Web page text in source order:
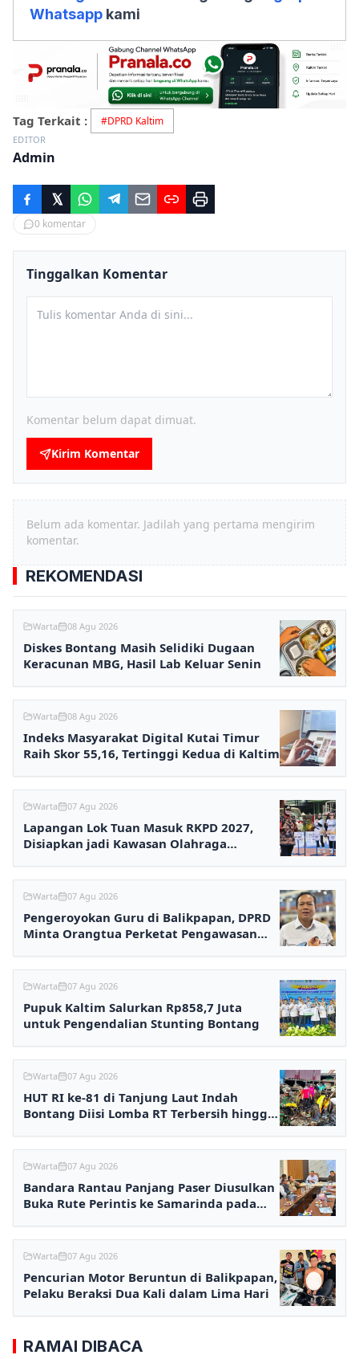
Whatsapp kami
Tag Terkait : #DPRD Kaltim
EDITOR
Admin
0 komentar
Tinggalkan Komentar
Komentar belum dapat dimuat.
Kirim Komentar
Belum ada komentar. Jadilah yang pertama mengirim
komentar.
REKOMENDASI
Warta 08 Agu 2026
Diskes Bontang Masih Selidiki Dugaan
Keracunan MBG, Hasil Lab Keluar Senin
Warta 08 Agu 2026
Indeks Masyarakat Digital Kutai Timur
Raih Skor 55,16, Tertinggi Kedua di Kaltim
Warta 07 Agu 2026
Lapangan Lok Tuan Masuk RKPD 2027,
Disiapkan jadi Kawasan Olahraga
Warta 07 Agu 2026
Pengeroyokan Guru di Balikpapan, DPRD
Minta Orangtua Perketat Pengawasan
Warta 07 Agu 2026
Pupuk Kaltim Salurkan Rp858,7 Juta
untuk Pengendalian Stunting Bontang
Warta 07 Agu 2026
HUT RI ke-81 di Tanjung Laut Indah
Bontang Diisi Lomba RT Terbersih hingga
Warta 07 Agu 2026
Bandara Rantau Panjang Paser Diusulkan
Buka Rute Perintis ke Samarinda pada
Warta 07 Agu 2026
Pencurian Motor Beruntun di Balikpapan,
Pelaku Beraksi Dua Kali dalam Lima Hari
RAMAI DIBACA